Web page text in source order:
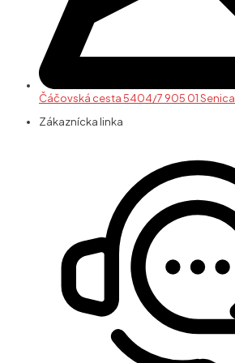
Čáčovská cesta 5404/7 905 01 Senica
Zákaznícka linka